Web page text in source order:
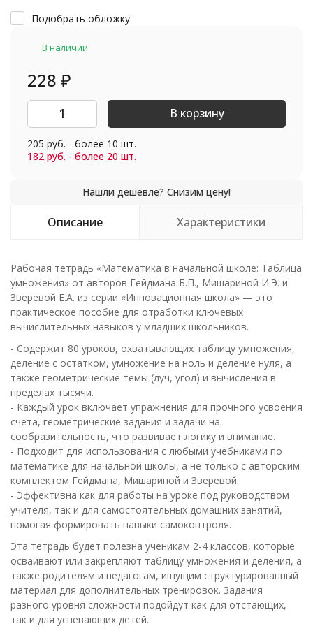
Подобрать обложку
В наличии
228 ₽
В корзину
205 руб. - более 10 шт.
182 руб. - более 20 шт.
Описание Характеристики
Рабочая тетрадь «Математика в начальной школе: Таблица
умножения» от авторов Гейдмана Б.П., Мишариной И.Э. и
Зверевой Е.А. из серии «Инновационная школа» — это
практическое пособие для отработки ключевых
вычислительных навыков у младших школьников.
- Содержит 80 уроков, охватывающих таблицу умножения,
деление с остатком, умножение на ноль и деление нуля, а
также геометрические темы (луч, угол) и вычисления в
пределах тысячи.
- Каждый урок включает упражнения для прочного усвоения
счёта, геометрические задания и задачи на
сообразительность, что развивает логику и внимание.
- Подходит для использования с любыми учебниками по
математике для начальной школы, а не только с авторским
комплектом Гейдмана, Мишариной и Зверевой.
- Эффективна как для работы на уроке под руководством
учителя, так и для самостоятельных домашних занятий,
помогая формировать навыки самоконтроля.
Эта тетрадь будет полезна ученикам 2-4 классов, которые
осваивают или закрепляют таблицу умножения и деления, а
также родителям и педагогам, ищущим структурированный
материал для дополнительных тренировок. Задания
разного уровня сложности подойдут как для отстающих,
так и для успевающих детей.